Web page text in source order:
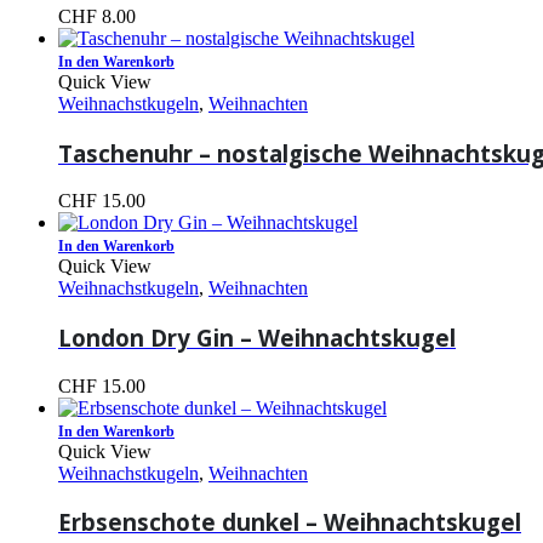
CHF 8.00
In den Warenkorb
Quick View
Weihnachstkugeln, Weihnachten
Taschenuhr – nostalgische
CHF 15.00
In den Warenkorb
Quick View
Weihnachstkugeln, Weihnachten
London Dry Gin – Weihnachtskugel
CHF 15.00
In den Warenkorb
Quick View
Weihnachstkugeln, Weihnachten
Erbsenschote dunkel – Weihnachtskugel